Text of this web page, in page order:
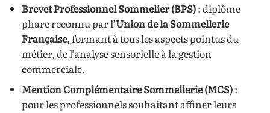
Brevet Professionnel Sommelier (BPS): diplôme
phare reconnu par l’Union de la Sommellerie
Française, formant à tous les aspects pointus du
métier, de l’analyse sensorielle à la gestion
commerciale.
Mention Complémentaire Sommellerie (MCS):
pour les professionnels souhaitant affiner leurs